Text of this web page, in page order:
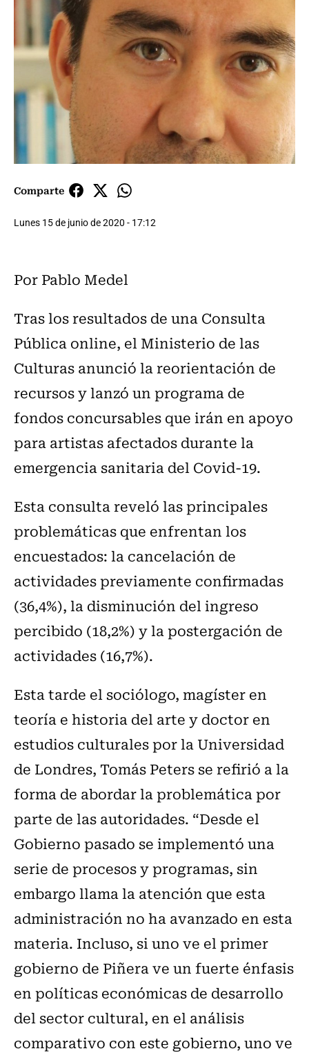
Comparte
Lunes 15 de junio de 2020 - 17:12
Por Pablo Medel
Tras los resultados de una Consulta
Pública online, el Ministerio de las
Culturas anunció la reorientación de
recursos y lanzó un programa de
fondos concursables que irán en apoyo
para artistas afectados durante la
emergencia sanitaria del Covid-19.
Esta consulta reveló las principales
problemáticas que enfrentan los
encuestados: la cancelación de
actividades previamente confirmadas
(36,4%), la disminución del ingreso
percibido (18,2%) y la postergación de
actividades (16,7%).
Esta tarde el sociólogo, magíster en
teoría e historia del arte y doctor en
estudios culturales por la Universidad
de Londres, Tomás Peters se refirió a la
forma de abordar la problemática por
parte de las autoridades. “Desde el
Gobierno pasado se implementó una
serie de procesos y programas, sin
embargo llama la atención que esta
administración no ha avanzado en esta
materia. Incluso, si uno ve el primer
gobierno de Piñera ve un fuerte énfasis
en políticas económicas de desarrollo
del sector cultural, en el análisis
comparativo con este gobierno, uno ve